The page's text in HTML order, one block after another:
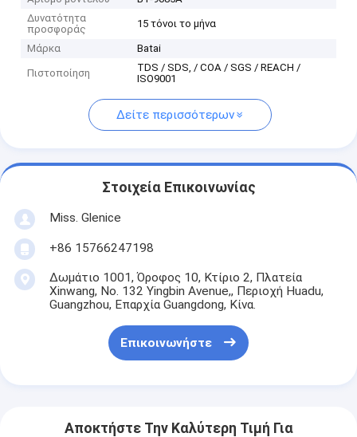
Δυνατότητα
προσφοράς
15 τόνοι το μήνα
Μάρκα Batai
Πιστοποίηση
TDS / SDS, / COA / SGS / REACH /
ISO9001
Δείτε περισσότερων
Στοιχεία Επικοινωνίας
Miss. Glenice
+86 15766247198
Δωμάτιο 1001, Όροφος 10, Κτίριο 2, Πλατεία
Xinwang, No. 132 Yingbin Avenue,, Περιοχή Huadu,
Guangzhou, Επαρχία Guangdong, Κίνα.
Επικοινωνήστε
Αποκτήστε Την Καλύτερη Τιμή Για